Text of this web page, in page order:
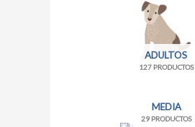
ADULTOS
127 PRODUCTOS
MEDIA
29 PRODUCTOS